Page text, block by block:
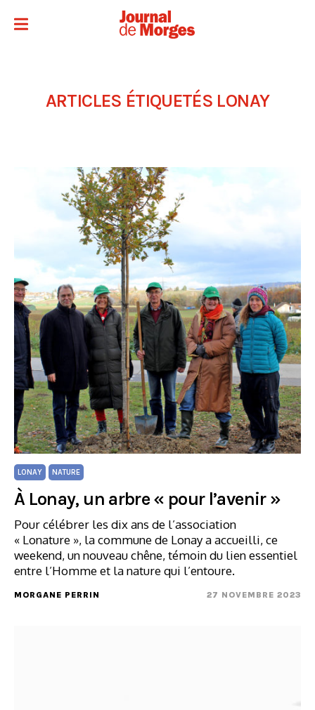
ARTICLES ÉTIQUETÉS LONAY
LONAY NATURE
À Lonay, un arbre « pour l’avenir »
Pour célébrer les dix ans de l’association
« Lonature », la commune de Lonay a accueilli, ce
weekend, un nouveau chêne, témoin du lien essentiel
entre l’Homme et la nature qui l’entoure.
MORGANE PERRIN 27 NOVEMBRE 2023